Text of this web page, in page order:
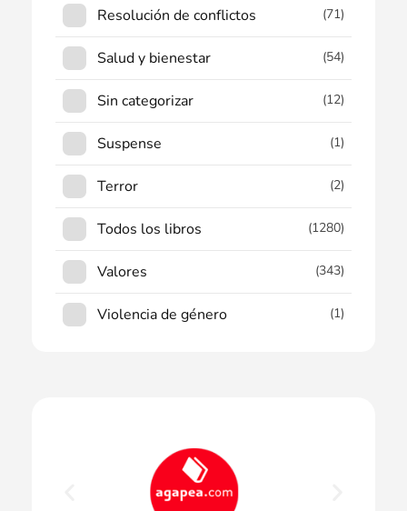
Resolución de conflictos (71)
Salud y bienestar (54)
Sin categorizar (12)
Suspense (1)
Terror (2)
Todos los libros (1280)
Valores (343)
Violencia de género (1)